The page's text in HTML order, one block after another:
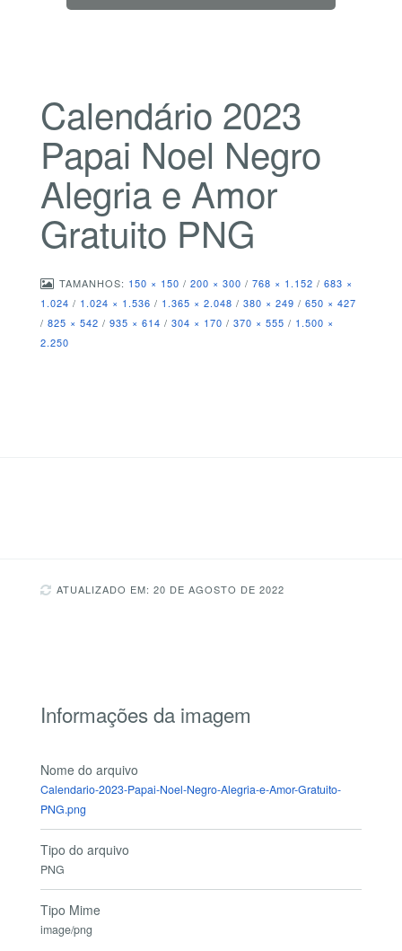
Calendário 2023
Papai Noel Negro
Alegria e Amor
Gratuito PNG
TAMANHOS: 150 × 150 / 200 × 300 / 768 × 1.152 / 683 ×
1.024 / 1.024 × 1.536 / 1.365 × 2.048 / 380 × 249 / 650 × 427
/ 825 × 542 / 935 × 614 / 304 × 170 / 370 × 555 / 1.500 ×
2.250
ATUALIZADO EM: 20 DE AGOSTO DE 2022
Informações da imagem
Nome do arquivo
Calendario-2023-Papai-Noel-Negro-Alegria-e-Amor-Gratuito-
PNG.png
Tipo do arquivo
PNG
Tipo Mime
image/png